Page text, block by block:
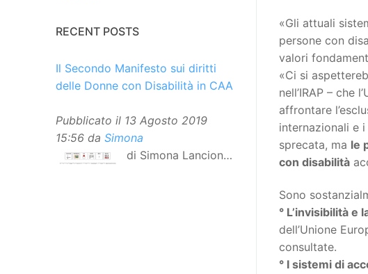
«Gli attuali
persone con
valori
«Ci si
nell’IRAP – che
affrontare
internazionali e
sprecata, ma le
con disabilità
Sono
° L’invisibilità e
dell’Unione
consultate.
° I sistemi di
RECENT POSTS
Il Secondo Manifesto sui diritti
delle Donne con Disabilità in CAA
Pubblicato il 13 Agosto 2019
15:56 da Simona
di Simona Lancioni,